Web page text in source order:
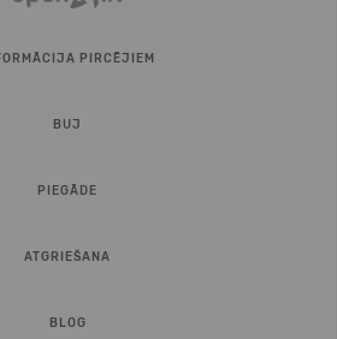
PIRCĒJIEM
BUJ
PIEGĀDE
ATGRIEŠANA
BLOG